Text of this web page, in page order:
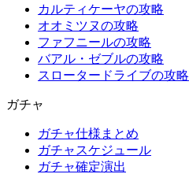
カルティケーヤの攻略
オオミツヌの攻略
ファフニールの攻略
バアル・ゼブルの攻略
スロータードライブの攻略
ガチャ
ガチャ仕様まとめ
ガチャスケジュール
ガチャ確定演出